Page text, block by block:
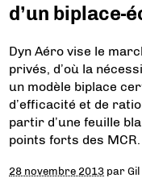
d’un biplace-
Dyn Aéro vise le
privés, d’où la
un modèle biplace
d’efficacité et de
partir d’une feuille
points forts des MCR.
28 novembre 2013 par